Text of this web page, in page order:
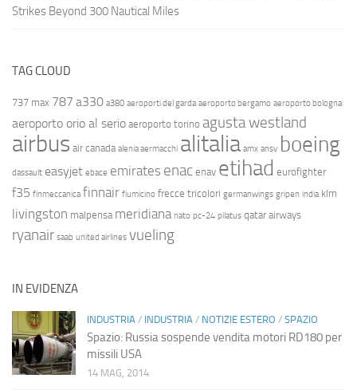
Strikes Beyond 300 Nautical Miles
TAG CLOUD
737 max 787 a330 a380 aeroporti del garda aeroporto bergamo aeroporto bologna
aeroporto orio al serio aeroporto torino agusta westland
airbus air canada alenia aermacchi alitalia amx ansv boeing
dassault easyjet ebace emirates enac enav etihad eurofighter
f35 finmeccanica finnair fiumicino frecce tricolori germanwings gripen india klm
livingston malpensa meridiana nato pc-24 pilatus qatar airways
ryanair saab united airlines vueling
IN EVIDENZA
INDUSTRIA / INDUSTRIA / NOTIZIE ESTERO / SPAZIO
Spazio: Russia sospende vendita motori RD180 per
missili USA
14 MAG, 2014